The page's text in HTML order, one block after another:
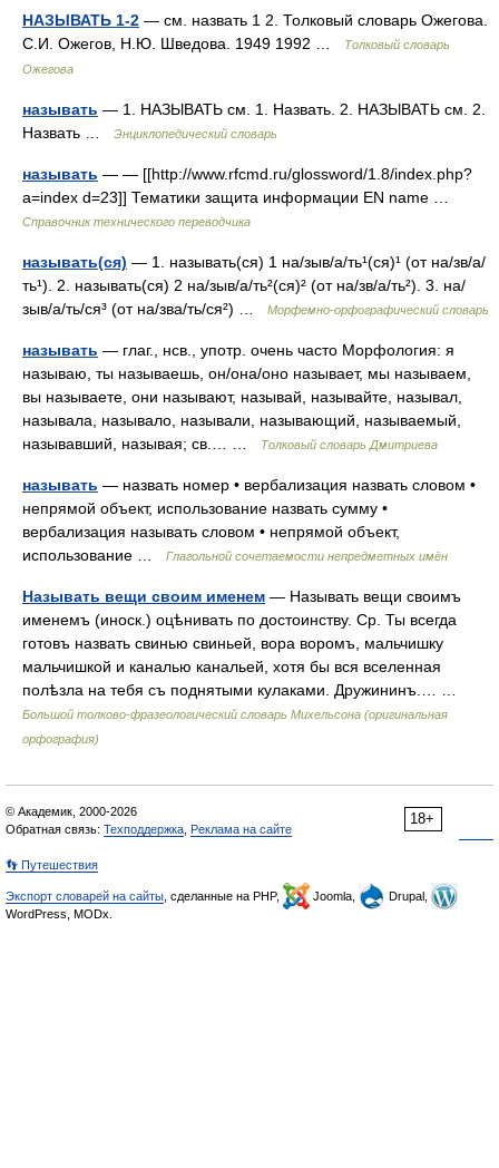
НАЗЫВАТЬ 1-2 — см. назвать 1 2. Толковый словарь Ожегова.
С.И. Ожегов, Н.Ю. Шведова. 1949 1992 …
Толковый словарь
Ожегова
называть — 1. НАЗЫВАТЬ см. 1. Назвать. 2. НАЗЫВАТЬ см. 2.
Назвать …
Энциклопедический словарь
называть — — [[http://www.rfcmd.ru/glossword/1.8/index.php?
a=index d=23]] Тематики защита информации EN name …
Справочник технического переводчика
называть(ся) — 1. называть(ся) 1 на/зыв/а/ть¹(ся)¹ (от на/зв/а/
ть¹). 2. называть(ся) 2 на/зыв/а/ть²(ся)² (от на/зв/а/ть²). 3. на/
зыв/а/ть/ся³ (от на/зва/ть/ся²) …
Морфемно-орфографический словарь
называть — глаг., нсв., употр. очень часто Морфология: я
называю, ты называешь, он/она/оно называет, мы называем,
вы называете, они называют, называй, называйте, называл,
называла, называло, называли, называющий, называемый,
называвший, называя; св.… …
Толковый словарь Дмитриева
называть — назвать номер • вербализация назвать словом •
непрямой объект, использование назвать сумму •
вербализация называть словом • непрямой объект,
использование …
Глагольной сочетаемости непредметных имён
Называть вещи своим именем — Называть вещи своимъ
именемъ (иноск.) оцѣнивать по достоинству. Ср. Ты всегда
готовъ назвать свинью свиньей, вора воромъ, мальчишку
мальчишкой и каналью канальей, хотя бы вся вселенная
полѣзла на тебя съ поднятыми кулаками. Дружининъ.… …
Большой толково-фразеологический словарь Михельсона (оригинальная
орфография)
18+
© Академик, 2000-2026
Обратная связь: Техподдержка Реклама на сайте
👣 Путешествия
Экспорт словарей на сайты , сделанные на PHP, Joomla,
Drupal,
WordPress, MODx.